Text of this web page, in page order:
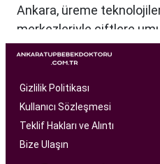
Ankara, üreme
merkezleriyle çiftlere
Tüp Bebek Merkezi,
çiftlere profesyonel ve
hizmet sunan bir sağlık
tıbbın son teknolojilerini
başarılı tüp bebek
Gizlilik Politikası
Kullanıcı Sözleşmesi
Teklif Hakları ve Alıntı
Bize Ulaşın